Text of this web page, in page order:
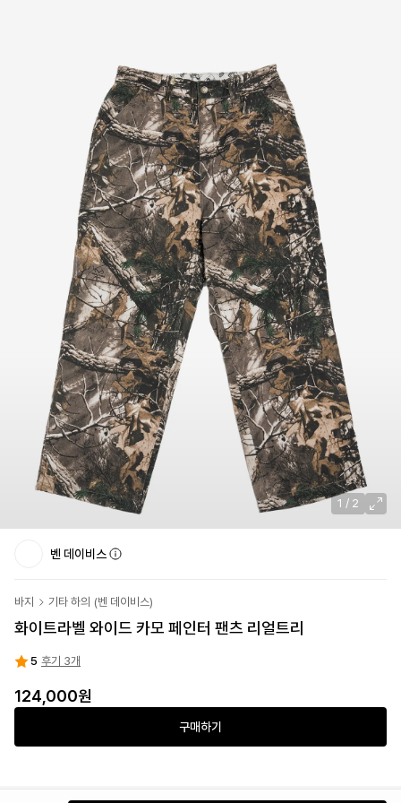
1 / 2
벤 데이비스
바지 기타 하의 (벤 데이비스)
화이트라벨 와이드 카모 페인터 팬츠 리얼트리
5 후기 3개
124,000원
구매하기